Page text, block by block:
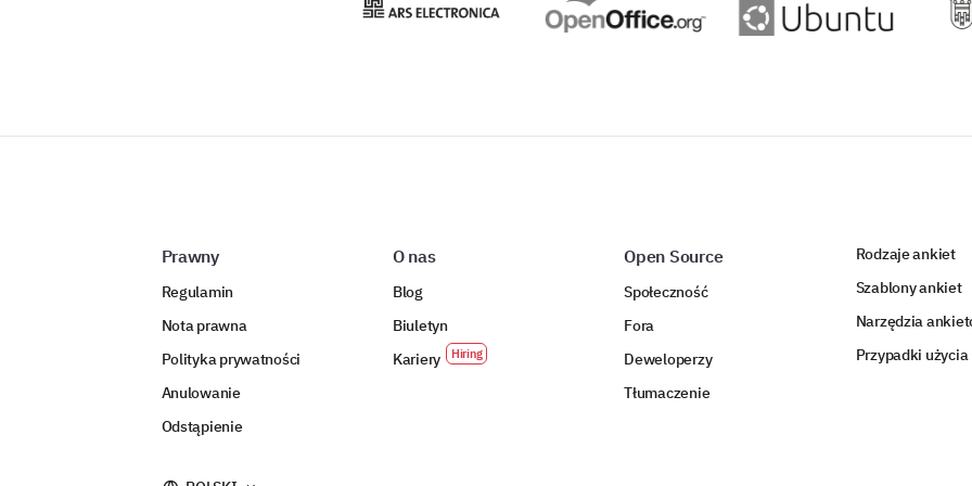
Prawny
Regulamin
Nota prawna
Polityka prywatności
Anulowanie
Odstąpienie
O nas
Blog
Biuletyn
Kariery
Open Source
Społeczność
Fora
Deweloperzy
Tłumaczenie
Rodzaje ankiet
Szablony ankiet
Narzędzia
Przypadki użycia